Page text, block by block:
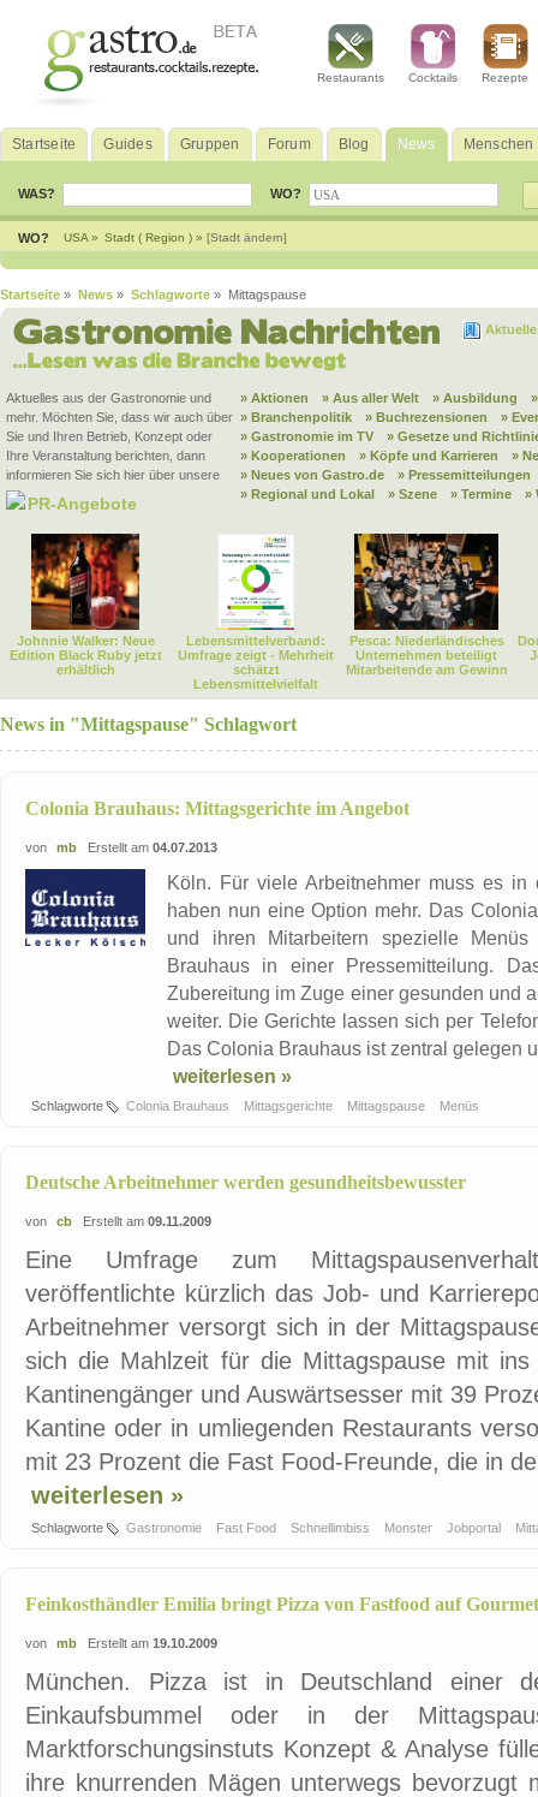
Restaurants Cocktails Rezepte
Startseite Guides Gruppen Forum Blog News Menschen
WAS? WO?
WO? USA » Stadt ( Region ) » [Stadt ändern]
Startseite » News » Schlagworte » Mittagspause
Aktuelles aus der Gastronomie und
mehr. Möchten Sie, dass wir auch über
Sie und Ihren Betrieb, Konzept oder
Ihre Veranstaltung berichten, dann
informieren Sie sich hier über unsere
PR-Angebote
» Aktionen » Aus aller Welt » Ausbildung
» Branchenpolitik
» Buchrezensionen
»
» Gastronomie im TV
» Gesetze und
» Kooperationen
» Köpfe und Karrieren
»
» Neues von Gastro.de
» Pressemitteilungen
» Regional und Lokal
» Szene » Termine »
Johnnie Walker: Neue
Edition Black Ruby jetzt
erhältlich
Lebensmittelverband:
Umfrage zeigt - Mehrheit
schätzt
Lebensmittelvielfalt
Pesca: Niederländisches
Unternehmen beteiligt
Mitarbeitende am Gewinn
News in "Mittagspause" Schlagwort
Colonia Brauhaus: Mittagsgerichte im Angebot
von mb Erstellt am 04.07.2013
Köln. Für viele Arbeitnehmer muss es
haben nun eine Option mehr. Das
und ihren Mitarbeitern spezielle
Brauhaus in einer Pressemitteilung.
Zubereitung im Zuge einer gesunden und
weiter. Die Gerichte lassen sich per
Das Colonia Brauhaus ist zentral gelegen
weiterlesen »
Schlagworte Colonia Brauhaus Mittagsgerichte Mittagspause Menüs
Deutsche Arbeitnehmer werden gesundheitsbewusster
von cb Erstellt am 09.11.2009
Eine Umfrage zum
veröffentlichte kürzlich das Job- und
Arbeitnehmer versorgt sich in der
sich die Mahlzeit für die Mittagspause mit
Kantinengänger und Auswärtsesser mit 39
Kantine oder in umliegenden Restaurants
mit 23 Prozent die Fast Food-Freunde, die in
weiterlesen »
Schlagworte Gastronomie Fast Food Schnellimbiss Monster Jobportal
Feinkosthändler Emilia bringt Pizza von Fastfood auf
von mb Erstellt am 19.10.2009
München. Pizza ist in Deutschland einer
Einkaufsbummel oder in der
Marktforschungsinstuts Konzept & Analyse
ihre knurrenden Mägen unterwegs bevorzugt